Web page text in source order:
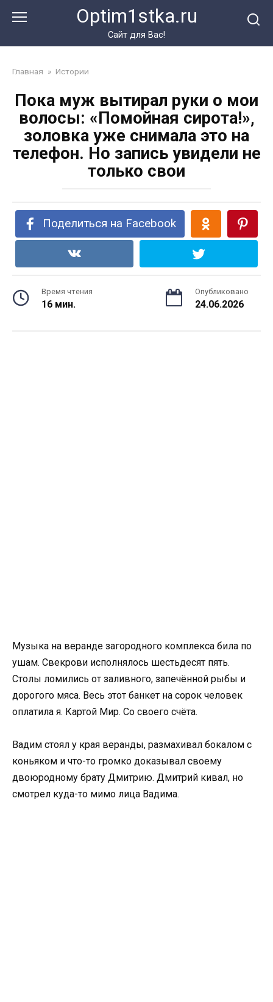
Optim1stka.ru
Сайт для Вас!
Главная » Истории
Пока муж вытирал руки о мои
волосы: «Помойная сирота!»,
золовка уже снимала это на
телефон. Но запись увидели не
только свои
Поделиться на Facebook
Время чтения
16 мин.
Опубликовано
24.06.2026
Музыка на веранде загородного комплекса била по
ушам. Свекрови исполнялось шестьдесят пять.
Столы ломились от заливного, запечённой рыбы и
дорогого мяса. Весь этот банкет на сорок человек
оплатила я. Картой Мир. Со своего счёта.
Вадим стоял у края веранды, размахивал бокалом с
коньяком и что-то громко доказывал своему
двоюродному брату Дмитрию. Дмитрий кивал, но
смотрел куда-то мимо лица Вадима.